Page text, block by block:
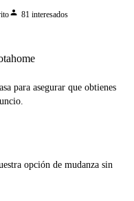
person 81 interesados
para asegurar que obtienes
opción de mudanza sin